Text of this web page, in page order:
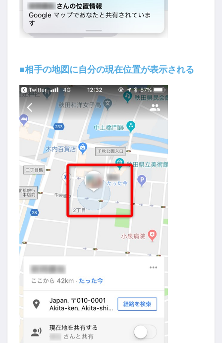
■相手の地図に自分の現在位置が表示される